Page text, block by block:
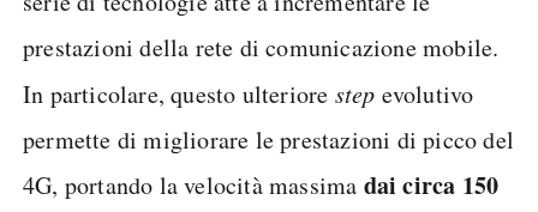
prestazioni della rete di comunicazione mobile.
In particolare, questo ulteriore step evolutivo
permette di migliorare le prestazioni di picco del
4G, portando la velocità massima dai circa 150